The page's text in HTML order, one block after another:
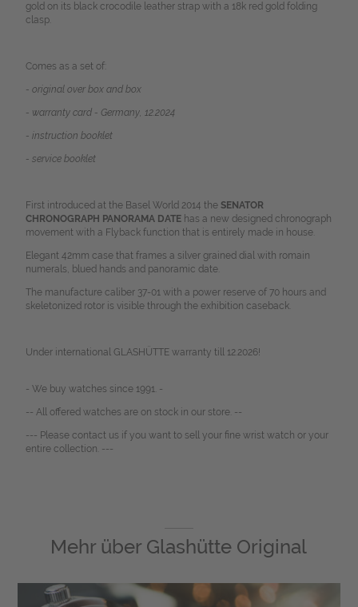
gold on its black crocodile leather strap with a 18k red gold folding
clasp.
Comes as a set of:
- original over box and box
- warranty card - Germany, 12.2024
- instruction booklet
- service booklet
First introduced at the Basel World 2014 the SENATOR
CHRONOGRAPH PANORAMA DATEhas a new designed chronograph
movement with a Flyback function that is entirely made in house.
Elegant 42mm case that frames a silver grained dial with romain
numerals, blued hands and panoramic date.
The manufacture caliber 37-01 with a power reserve of 70 hours and
skeletonized rotor is visible through the exhibition caseback.
Under international GLASHÜTTE warranty till 12.2026!
- We buy watches since 1991. -
-- All offered watches are on stock in our store. --
--- Please contact us if you want to sell your fine wrist watch or your
entire collection. ---
Mehr über Glashütte Original